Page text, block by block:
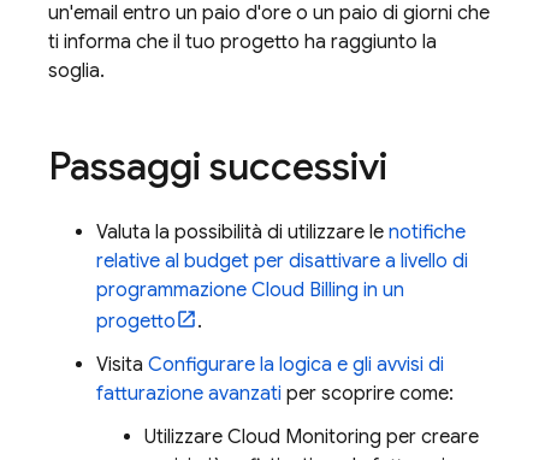
un'email entro un paio d'ore o un paio di giorni che
ti informa che il tuo progetto ha raggiunto la
soglia.
Passaggi successivi
Valuta la possibilità di utilizzare le notifiche
relative al budget per disattivare a livello di
programmazione Cloud Billing in un
progetto
.
Visita Configurare la logica e gli avvisi di
fatturazione avanzati per scoprire come:
Utilizzare Cloud Monitoring per creare